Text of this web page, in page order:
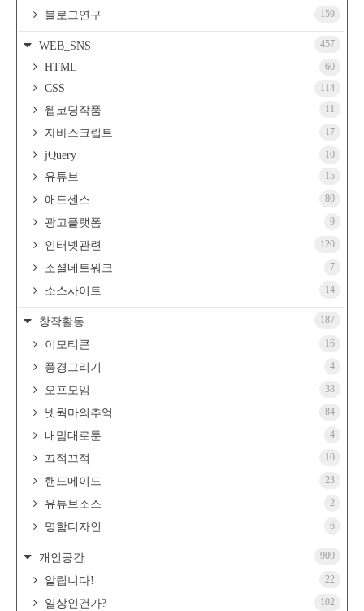
블로그연구 159
WEB_SNS 457
HTML 60
CSS 114
웹코딩작품 11
자바스크립트 17
jQuery 10
유튜브 15
애드센스 80
광고플랫폼 9
인터넷관련 120
소셜네트워크 7
소스사이트 14
창작활동 187
이모티콘 16
풍경그리기 4
오프모임 38
넷웍마의추억 84
내맘대로툰 4
끄적끄적 10
핸드메이드 23
유튜브소스 2
명함디자인 6
개인공간 909
알립니다! 22
일상인건가? 102